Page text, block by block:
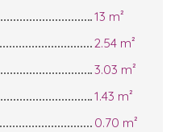
13 m²
2.54 m²
3.03 m²
1.43 m²
0.70 m²